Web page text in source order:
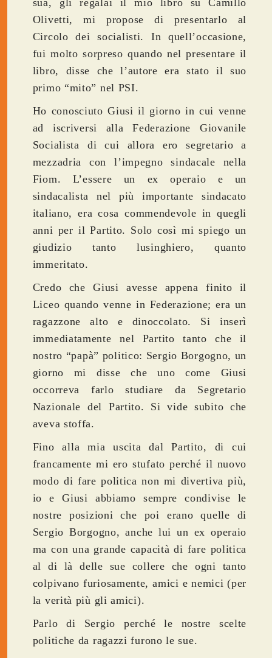
Olivetti, mi propose di presentarlo al
Circolo dei socialisti. In quell’occasione,
fui molto sorpreso quando nel presentare il
libro, disse che l’autore era stato il suo
primo “mito” nel PSI.
Ho conosciuto Giusi il giorno in cui venne
ad iscriversi alla Federazione Giovanile
Socialista di cui allora ero segretario a
mezzadria con l’impegno sindacale nella
Fiom. L’essere un ex operaio e un
sindacalista nel più importante sindacato
italiano, era cosa commendevole in quegli
anni per il Partito. Solo così mi spiego un
giudizio tanto lusinghiero, quanto
immeritato.
Credo che Giusi avesse appena finito il
Liceo quando venne in Federazione; era un
ragazzone alto e dinoccolato. Si inserì
immediatamente nel Partito tanto che il
nostro “papà” politico: Sergio Borgogno, un
giorno mi disse che uno come Giusi
occorreva farlo studiare da Segretario
Nazionale del Partito. Si vide subito che
aveva stoffa.
Fino alla mia uscita dal Partito, di cui
francamente mi ero stufato perché il nuovo
modo di fare politica non mi divertiva più,
io e Giusi abbiamo sempre condivise le
nostre posizioni che poi erano quelle di
Sergio Borgogno, anche lui un ex operaio
ma con una grande capacità di fare politica
al di là delle sue collere che ogni tanto
colpivano furiosamente, amici e nemici (per
la verità più gli amici).
Parlo di Sergio perché le nostre scelte
politiche da ragazzi furono le sue.